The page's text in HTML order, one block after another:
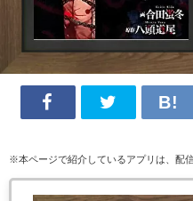
※本ページで紹介しているアプリは、配